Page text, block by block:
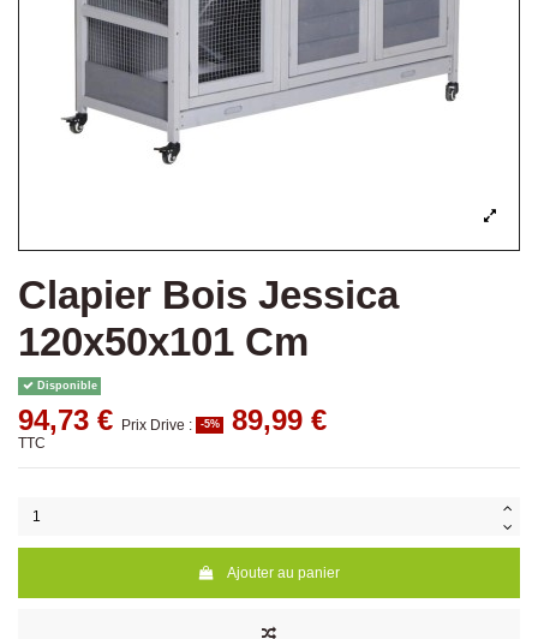
Clapier Bois Jessica
120x50x101 Cm
Disponible
94,73 € Prix Drive : -5% 89,99 €
TTC
Ajouter au panier